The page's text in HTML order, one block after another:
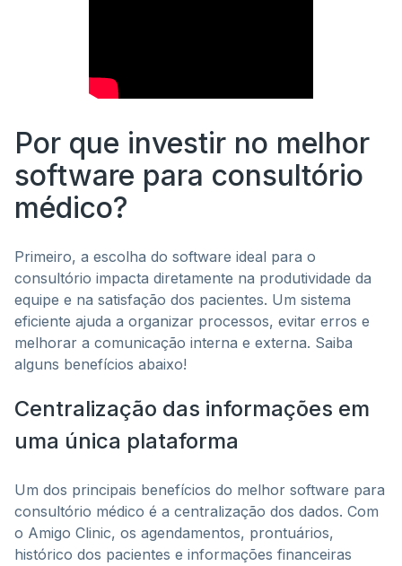
Por que investir no melhor
software para consultório
médico?
Primeiro, a escolha do software ideal para o
consultório impacta diretamente na produtividade da
equipe e na satisfação dos pacientes. Um sistema
eficiente ajuda a organizar processos, evitar erros e
melhorar a comunicação interna e externa. Saiba
alguns benefícios abaixo!
Centralização das informações em
uma única plataforma
Um dos principais benefícios do melhor software para
consultório médico é a centralização dos dados. Com
o Amigo Clinic, os agendamentos, prontuários,
histórico dos pacientes e informações financeiras